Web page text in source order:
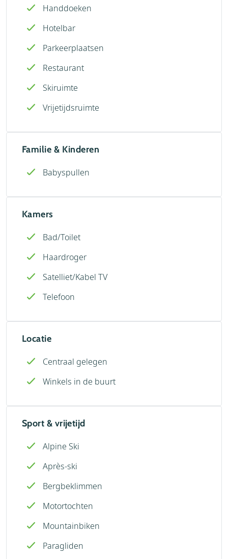
Handdoeken
Hotelbar
Parkeerplaatsen
Restaurant
Skiruimte
Vrijetijdsruimte
Familie & Kinderen
Babyspullen
Kamers
Bad/Toilet
Haardroger
Satelliet/Kabel TV
Telefoon
Locatie
Centraal gelegen
Winkels in de buurt
Sport & vrijetijd
Alpine Ski
Après-ski
Bergbeklimmen
Motortochten
Mountainbiken
Paragliden